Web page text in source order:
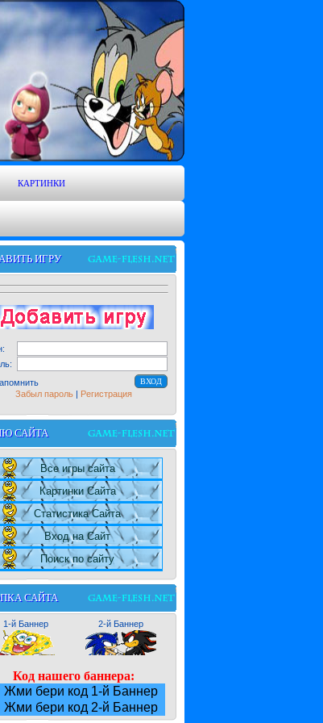
КАРТИНКИ
ИГРУ
Забыл пароль| Регистрация
САЙТА
Все игры сайта
Картинки Сайта
Статистика Сайта
Вход на Сайт
Поиск по сайту
САЙТА
1-й Баннер 2-й Баннер
Код нашего баннера:
Жми бери код 1-й Баннер
Жми бери код 2-й Баннер